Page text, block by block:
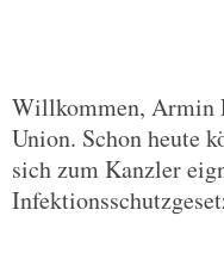
Willkommen, Armin
Union. Schon heute
sich zum Kanzler